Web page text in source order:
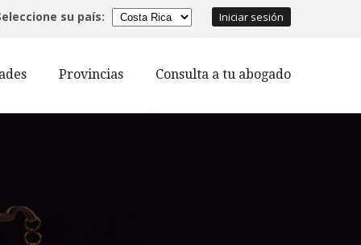
Iniciar sesión
su país:
Provincias Consulta a tu abogado